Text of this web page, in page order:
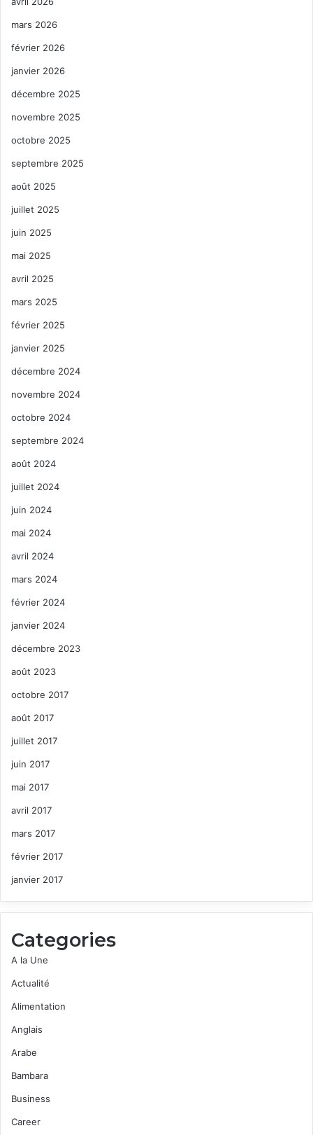
mars 2026
février 2026
janvier 2026
décembre 2025
novembre 2025
octobre 2025
septembre 2025
août 2025
juillet 2025
juin 2025
mai 2025
avril 2025
mars 2025
février 2025
janvier 2025
décembre 2024
novembre 2024
octobre 2024
septembre 2024
août 2024
juillet 2024
juin 2024
mai 2024
avril 2024
mars 2024
février 2024
janvier 2024
décembre 2023
août 2023
octobre 2017
août 2017
juillet 2017
juin 2017
mai 2017
avril 2017
mars 2017
février 2017
janvier 2017
Categories
A la Une
Actualité
Alimentation
Anglais
Arabe
Bambara
Business
Career